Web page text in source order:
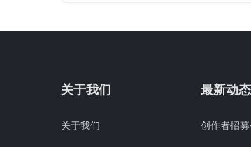
关于我们
关于我们
最新动态
创作者招